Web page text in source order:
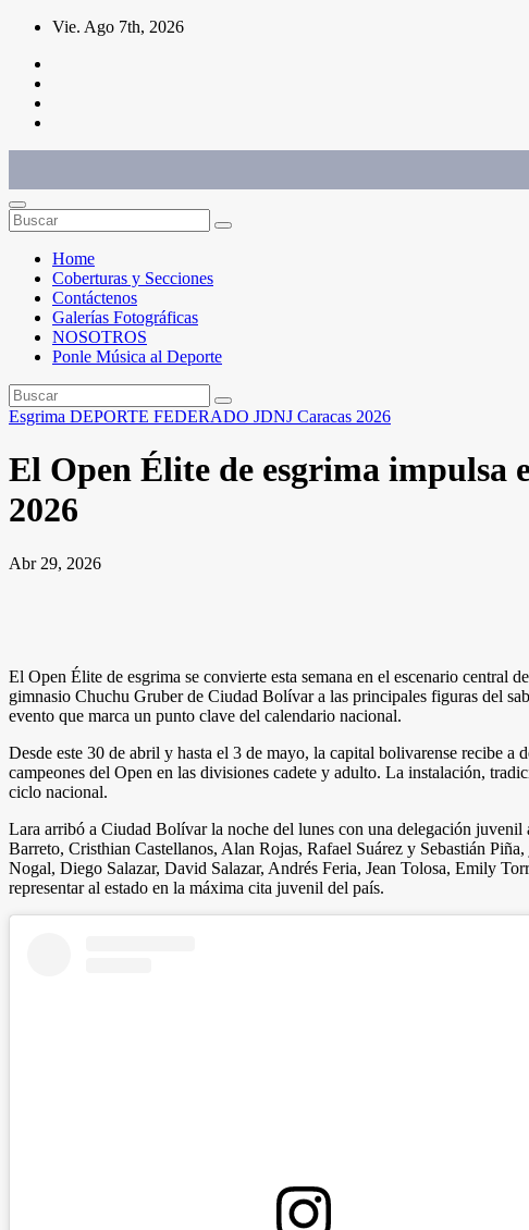
Saltar
contenido
Vie. Ago 7th, 2026
Home
Coberturas y Secciones
Contáctenos
Galerías Fotográficas
NOSOTROS
Ponle Música al Deporte
Esgrima DEPORTE FEDERADO JDNJ Caracas 2026
El Open Élite de esgrima impulsa
2026
Abr 29, 2026
El Open Élite de esgrima se convierte esta semana en el escenario central
gimnasio Chuchu Gruber de Ciudad Bolívar a las principales figuras del
evento que marca un punto clave del calendario nacional.
Desde este 30 de abril y hasta el 3 de mayo, la capital bolivarense recibe
campeones del Open en las divisiones cadete y adulto. La instalación,
ciclo nacional.
Lara arribó a Ciudad Bolívar la noche del lunes con una delegación
Barreto, Cristhian Castellanos, Alan Rojas, Rafael Suárez y Sebastián
Nogal, Diego Salazar, David Salazar, Andrés Feria, Jean Tolosa, Emily
representar al estado en la máxima cita juvenil del país.